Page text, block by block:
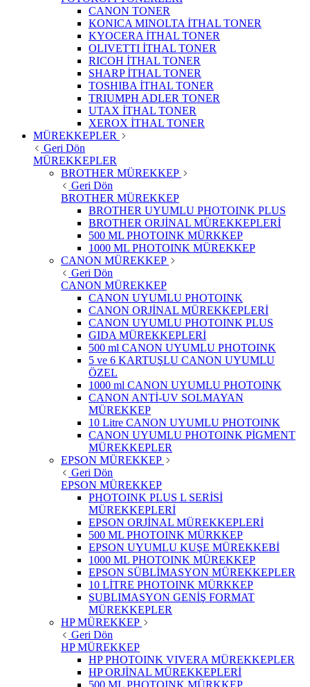
CANON TONER
KONICA MINOLTA İTHAL TONER
KYOCERA İTHAL TONER
OLIVETTI İTHAL TONER
RICOH İTHAL TONER
SHARP İTHAL TONER
TOSHIBA İTHAL TONER
TRIUMPH ADLER TONER
UTAX İTHAL TONER
XEROX İTHAL TONER
MÜREKKEPLER
Geri Dön
MÜREKKEPLER
BROTHER MÜREKKEP
Geri Dön
BROTHER MÜREKKEP
BROTHER UYUMLU PHOTOINK PLUS
BROTHER ORJİNAL MÜREKKEPLERİ
500 ML PHOTOINK MÜRKKEP
1000 ML PHOTOINK MÜREKKEP
CANON MÜREKKEP
Geri Dön
CANON MÜREKKEP
CANON UYUMLU PHOTOINK
CANON ORJİNAL MÜREKKEPLERİ
CANON UYUMLU PHOTOINK PLUS
GIDA MÜREKKEPLERİ
500 ml CANON UYUMLU PHOTOINK
5 ve 6 KARTUŞLU CANON UYUMLU
ÖZEL
1000 ml CANON UYUMLU PHOTOINK
CANON ANTİ-UV SOLMAYAN
MÜREKKEP
10 Litre CANON UYUMLU PHOTOINK
CANON UYUMLU PHOTOINK PİGMENT
MÜREKKEPLER
EPSON MÜREKKEP
Geri Dön
EPSON MÜREKKEP
PHOTOINK PLUS L SERİSİ
MÜREKKEPLERİ
EPSON ORJİNAL MÜREKKEPLERİ
500 ML PHOTOINK MÜRKKEP
EPSON UYUMLU KUŞE MÜREKKEBİ
1000 ML PHOTOINK MÜREKKEP
EPSON SÜBLİMASYON MÜREKKEPLER
10 LİTRE PHOTOINK MÜRKKEP
SUBLIMASYON GENİŞ FORMAT
MÜREKKEPLER
HP MÜREKKEP
Geri Dön
HP MÜREKKEP
HP PHOTOINK VIVERA MÜREKKEPLER
HP ORJİNAL MÜREKKEPLERİ
500 ML PHOTOINK MÜRKKEP